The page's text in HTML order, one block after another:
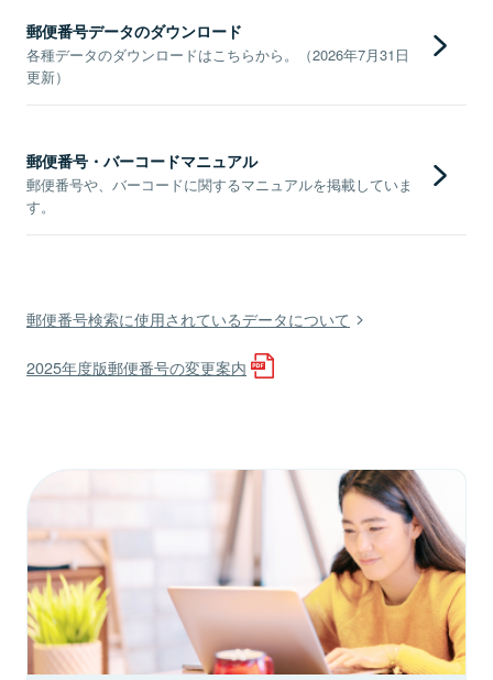
郵便番号データのダウンロード
各種データのダウンロードはこちらから。（2026年7月31日
更新）
郵便番号・バーコードマニュアル
郵便番号や、バーコードに関するマニュアルを掲載していま
す。
郵便番号検索に使用されているデータについて
2025年度版郵便番号の変更案内